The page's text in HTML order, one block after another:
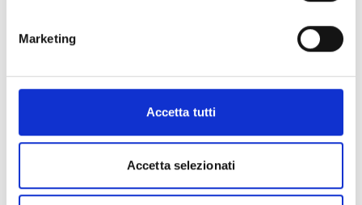
Marketing
Accetta tutti
Accetta selezionati
Gli aiuti seguono il Regolamento UE de minimis.
Link e Documenti
Bando
Elenco Regionale delle Fattorie sociali
Si consiglia di consultare regolarmente il sito web